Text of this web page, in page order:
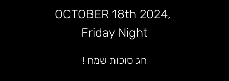
OCTOBER 18th 2024,
Friday Night
חג סוכות שמח !